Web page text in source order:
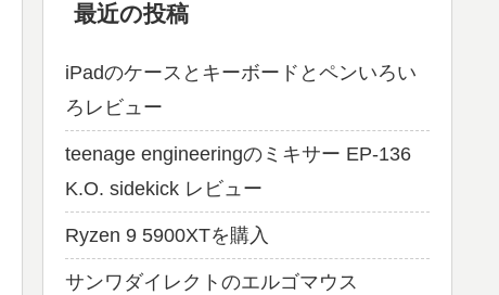
最近の投稿
iPadのケースとキーボードとペンいろい
ろレビュー
teenage engineeringのミキサー EP-136
K.O. sidekick レビュー
Ryzen 9 5900XTを購入
サンワダイレクトのエルゴマウス